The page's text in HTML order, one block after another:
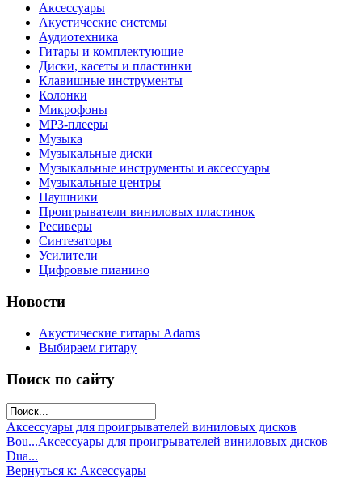
Аксессуары
Акустические системы
Аудиотехника
Гитары и комплектующие
Диски, касеты и пластинки
Клавишные инструменты
Колонки
Микрофоны
МР3-плееры
Музыка
Музыкальные диски
Музыкальные инструменты и аксессуары
Музыкальные центры
Наушники
Проигрыватели виниловых пластинок
Ресиверы
Синтезаторы
Усилители
Цифровые пианино
Новости
Акустические гитары Adams
Выбираем гитару
Поиск по сайту
Аксессуары для проигрывателей виниловых дисков
Bou...Аксессуары для проигрывателей виниловых дисков
Dua...
Вернуться к: Аксессуары